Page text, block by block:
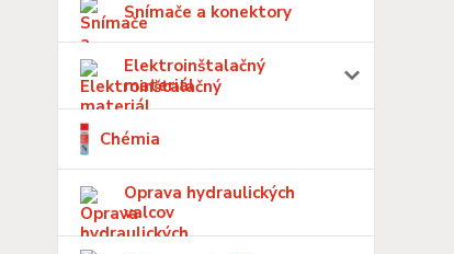
Snímače a konektory
Elektroinštalačný
materiál
Chémia
Oprava hydraulických
valcov